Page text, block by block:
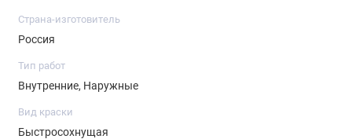
Страна-изготовитель
Россия
Тип работ
Внутренние, Наружные
Вид краски
Быстросохнущая